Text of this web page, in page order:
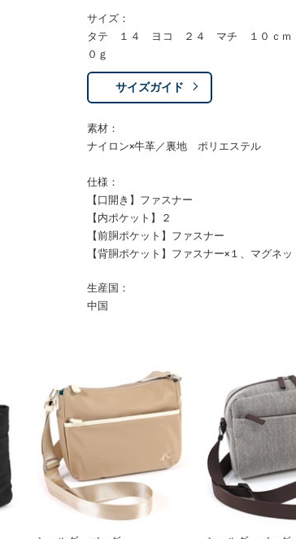
サイズ：
タテ １４ ヨコ ２４ マチ １０ｃｍ
０ｇ
サイズガイド
素材：
ナイロン×牛革／裏地 ポリエステル
仕様：
【口開き】ファスナー
【内ポケット】２
【前胴ポケット】ファスナー
【背胴ポケット】ファスナー×１、マグネッ
生産国：
中国